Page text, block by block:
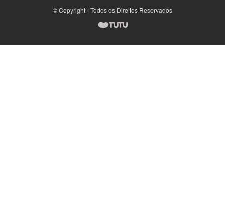
© Copyright - Todos os Direitos Reservados